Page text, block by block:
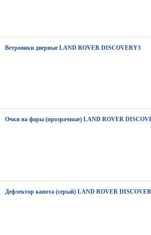
Ветровики дверные LAND ROVER DISCOVERY3
Очки на фары (прозрачные) LAND ROVER
Дефлектор капота (серый) LAND ROVER